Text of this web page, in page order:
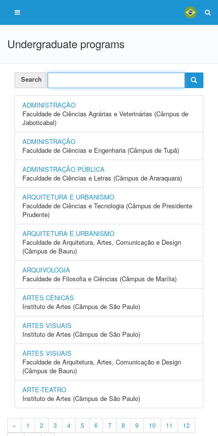
Undergraduate programs
Search
ADMINISTRAÇÃO
Faculdade de Ciências Agrárias e Veterinárias (Câmpus de
Jaboticabal)
ADMINISTRAÇÃO
Faculdade de Ciências e Engenharia (Câmpus de Tupã)
ADMINISTRAÇÃO PÚBLICA
Faculdade de Ciências e Letras (Câmpus de Araraquara)
ARQUITETURA E URBANISMO
Faculdade de Ciências e Tecnologia (Câmpus de Presidente
Prudente)
ARQUITETURA E URBANISMO
Faculdade de Arquitetura, Artes, Comunicação e Design
(Câmpus de Bauru)
ARQUIVOLOGIA
Faculdade de Filosofia e Ciências (Câmpus de Marília)
ARTES CÊNICAS
Instituto de Artes (Câmpus de São Paulo)
ARTES VISUAIS
Instituto de Artes (Câmpus de São Paulo)
ARTES VISUAIS
Faculdade de Arquitetura, Artes, Comunicação e Design
(Câmpus de Bauru)
ARTE-TEATRO
Instituto de Artes (Câmpus de São Paulo)
« 1 2 3 4 5 6 7 8 9 10 11
12